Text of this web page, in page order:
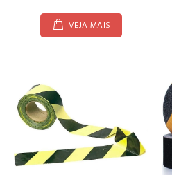
VEJA MAIS